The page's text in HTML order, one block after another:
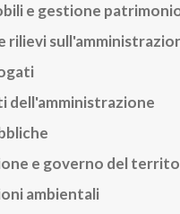
e gestione
rilievi
dell'amministrazione
e governo del
ambientali